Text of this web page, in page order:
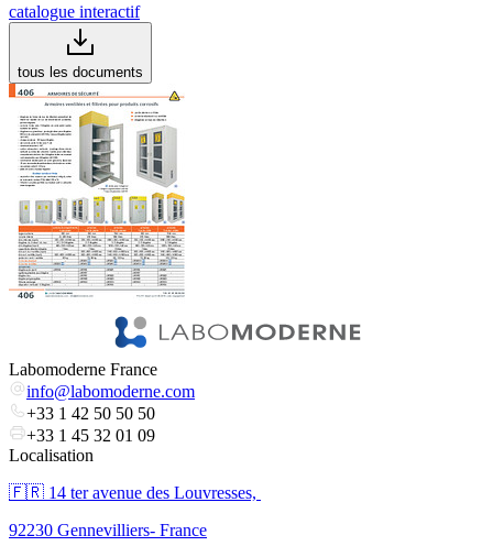
catalogue interactif
tous les documents
Labomoderne France
info@labomoderne.com
+33 1 42 50 50 50
+33 1 45 32 01 09
Localisation
🇫🇷 ​14 ter avenue des Louvresses,
92230 Gennevilliers- France